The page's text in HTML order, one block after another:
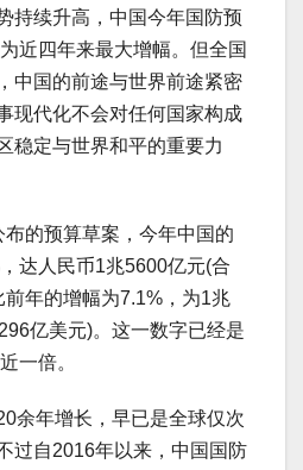
持续升高，中国今年国防预
近四年来最大增幅。但全国
中国的前途与世界前途紧密
现代化不会对任何国家构成
稳定与世界和平的重要力
的预算草案，今年中国的
达人民币1兆5600亿元(合
年的增幅为7.1%，为1兆
亿美元)。这一数字已经是
一倍。
余年增长，早已是全球仅次
过自2016年以来，中国国防